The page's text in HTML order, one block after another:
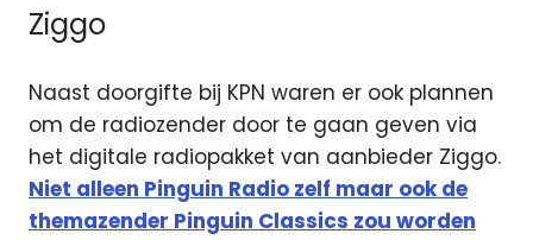
Ziggo
Naast doorgifte bij KPN waren er ook plannen
om de radiozender door te gaan geven via
het digitale radiopakket van aanbieder Ziggo.
Niet alleen Pinguin Radio zelf maar ook de
themazender Pinguin Classics zou worden